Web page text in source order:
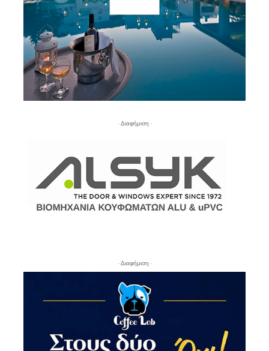
- Διαφήμιση -
- Διαφήμιση -